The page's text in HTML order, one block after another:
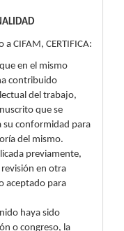
CIFAM, CERTIFICA:
en el mismo
contribuido
del trabajo,
que se
su conformidad para
del mismo.
previamente,
en otra
aceptado para
haya sido
o congreso, la